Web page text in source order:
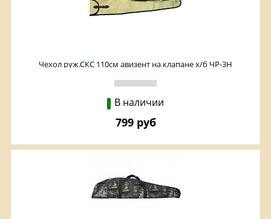
Чехол руж.СКС 110см авизент на клапане х/б ЧР-3Н
В наличии
799 руб